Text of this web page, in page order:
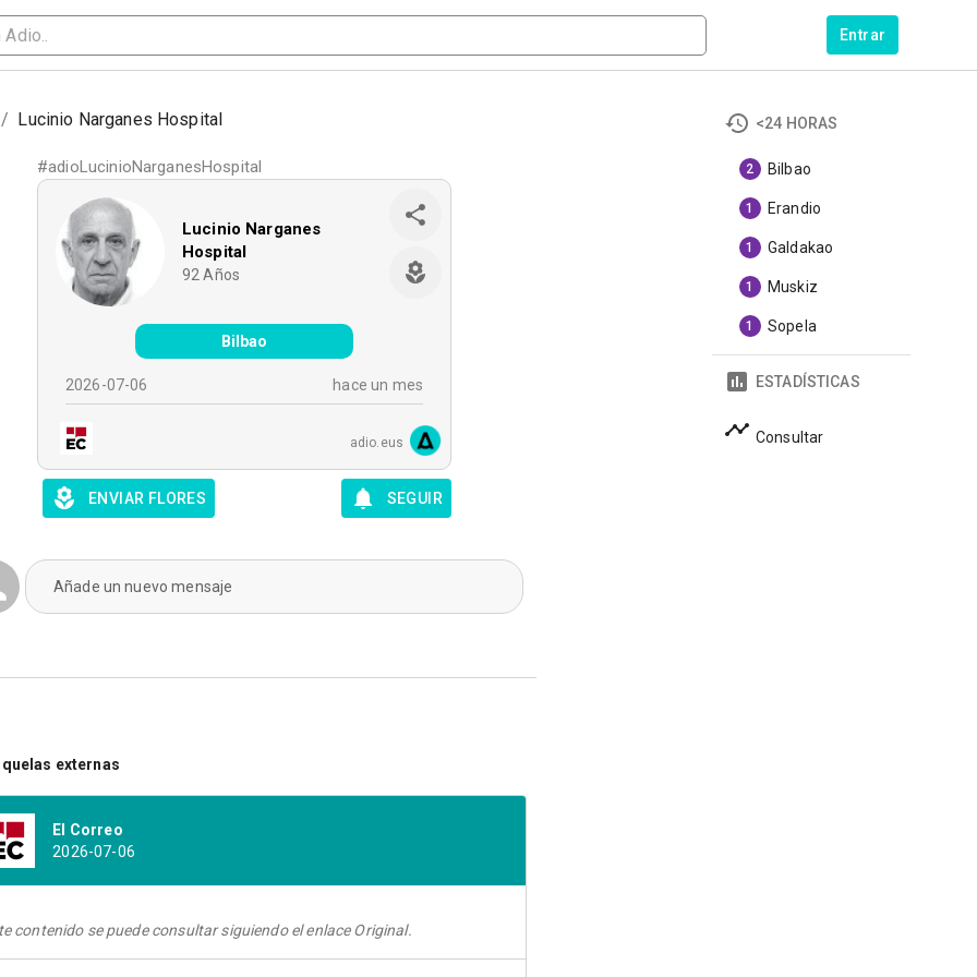
Entrar
/ Lucinio Narganes Hospital
#adioLucinioNarganesHospital
Lucinio Narganes
Hospital
92 Años
Bilbao
2026-07-06 hace un mes
adio.eus
ENVIAR FLORES SEGUIR
Añade un nuevo mensaje
externas
El Correo
2026-07-06
contenido se puede consultar siguiendo el enlace Original.
<24 HORAS
2 Bilbao
1 Erandio
1 Galdakao
1 Muskiz
1 Sopela
ESTADÍSTICAS
Consultar